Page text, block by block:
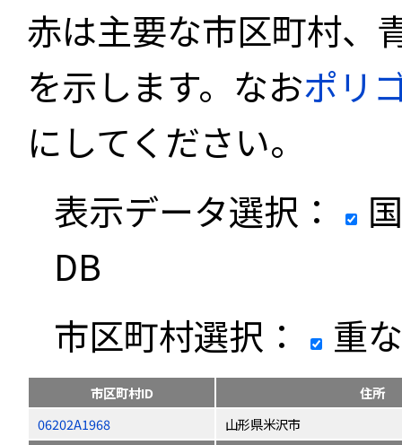
赤は主要な市区町村、
を示します。なおポリ
にしてください。
表示データ選択：
DB
市区町村選択：
重
市区町村ID
住所
06202A1968
山形県米沢市